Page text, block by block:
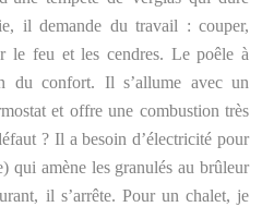
il demande du travail : couper,
le feu et les cendres. Le poêle à
du confort. Il s’allume avec un
et offre une combustion très
? Il a besoin d’électricité pour
qui amène les granulés au brûleur
il s’arrête. Pour un chalet, je